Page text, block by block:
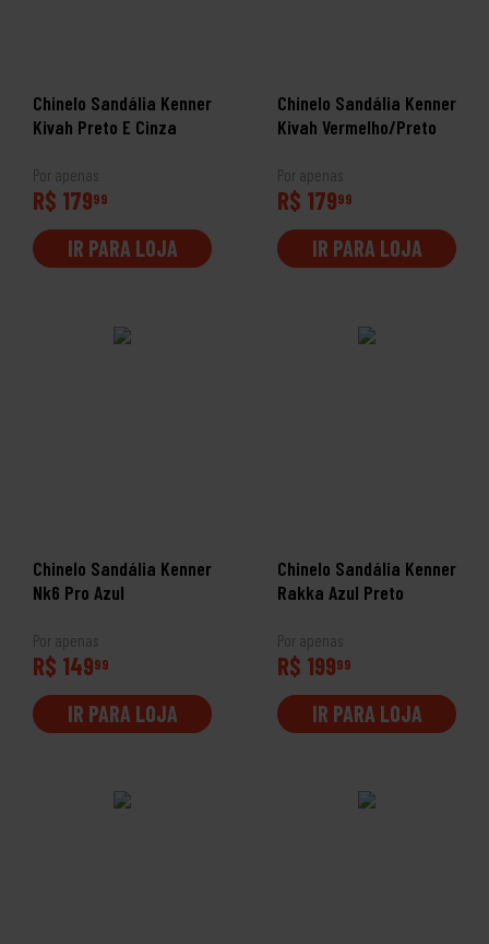
Chinelo Sandália Kenner
Kivah Preto E Cinza
Por apenas
R$ 17999
IR PARA LOJA
Chinelo Sandália Kenner
Kivah Vermelho/Preto
Por apenas
R$ 17999
IR PARA LOJA
Chinelo Sandália Kenner
Nk6 Pro Azul
Por apenas
R$ 14999
IR PARA LOJA
Chinelo Sandália Kenner
Rakka Azul Preto
Por apenas
R$ 19999
IR PARA LOJA